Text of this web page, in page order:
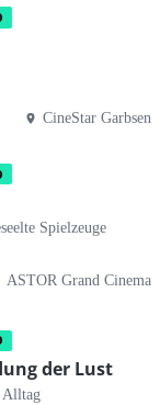
CineStar Garbsen
Spielzeuge
ASTOR Grand Cinema
der Lust
Alltag